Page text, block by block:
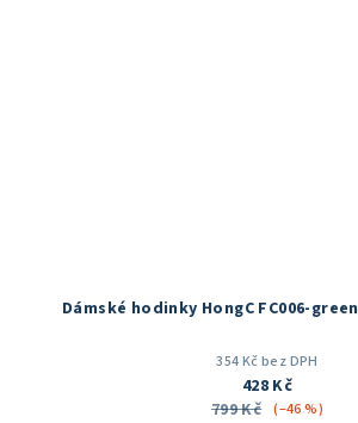
Dámské hodinky HongC FC006-green
354 Kč bez DPH
428 Kč
799 Kč (–46 %)